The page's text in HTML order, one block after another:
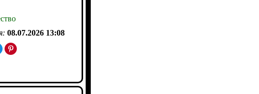
08.07.2026 13:08